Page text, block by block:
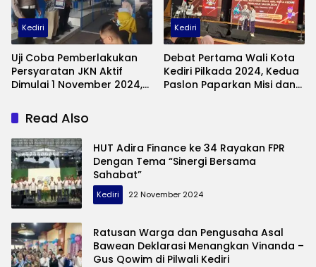
Kediri
Uji Coba Pemberlakukan
Persyaratan JKN Aktif
Dimulai 1 November 2024,
Kediri
Debat Pertama Wali Kota
Kediri Pilkada 2024, Kedua
Paslon Paparkan Misi dan
Read Also
HUT Adira Finance ke 34 Rayakan FPR
Dengan Tema “Sinergi Bersama
Sahabat”
Kediri 22 November 2024
Ratusan Warga dan Pengusaha Asal
Bawean Deklarasi Menangkan Vinanda –
Gus Qowim di Pilwali Kediri